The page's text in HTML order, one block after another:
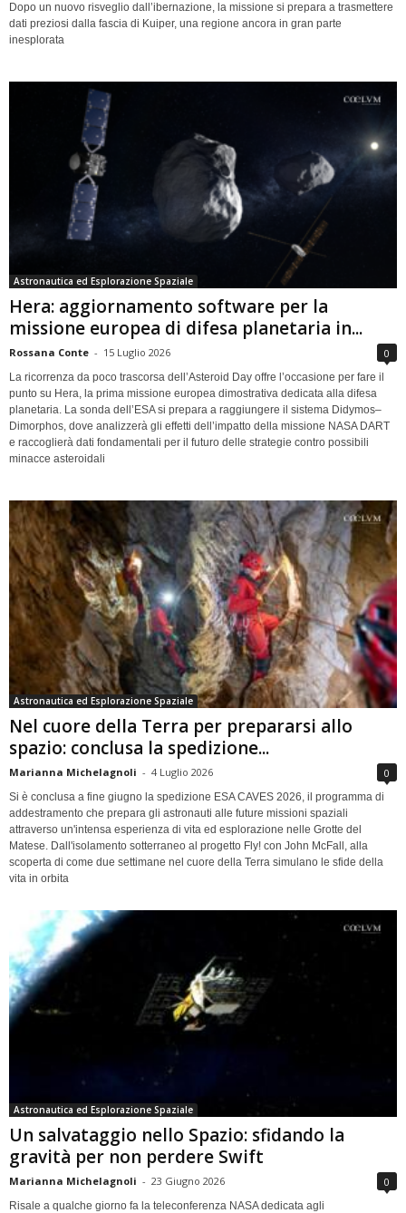
Dopo un nuovo risveglio dall’ibernazione, la missione si prepara a trasmettere
dati preziosi dalla fascia di Kuiper, una regione ancora in gran parte
inesplorata
Astronautica ed Esplorazione Spaziale
Hera: aggiornamento software per la
missione europea di difesa planetaria in...
Rossana Conte - 15 Luglio 2026 0
La ricorrenza da poco trascorsa dell’Asteroid Day offre l’occasione per fare il
punto su Hera, la prima missione europea dimostrativa dedicata alla difesa
planetaria. La sonda dell’ESA si prepara a raggiungere il sistema Didymos–
Dimorphos, dove analizzerà gli effetti dell’impatto della missione NASA DART
e raccoglierà dati fondamentali per il futuro delle strategie contro possibili
minacce asteroidali
Astronautica ed Esplorazione Spaziale
Nel cuore della Terra per prepararsi allo
spazio: conclusa la spedizione...
Marianna Michelagnoli - 4 Luglio 2026 0
Si è conclusa a fine giugno la spedizione ESA CAVES 2026, il programma di
addestramento che prepara gli astronauti alle future missioni spaziali
attraverso un'intensa esperienza di vita ed esplorazione nelle Grotte del
Matese. Dall'isolamento sotterraneo al progetto Fly! con John McFall, alla
scoperta di come due settimane nel cuore della Terra simulano le sfide della
vita in orbita
Astronautica ed Esplorazione Spaziale
Un salvataggio nello Spazio: sfidando la
gravità per non perdere Swift
Marianna Michelagnoli - 23 Giugno 2026 0
Risale a qualche giorno fa la teleconferenza NASA dedicata agli